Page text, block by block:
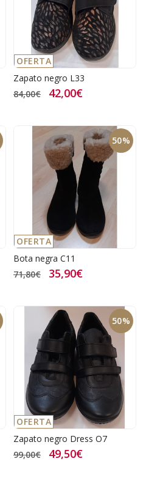
OFERTA
Zapato negro L33
84,00€
42,00€
50%
OFERTA
Bota negra C11
71,80€
35,90€
50%
OFERTA
Zapato negro Dress O7
99,00€
49,50€